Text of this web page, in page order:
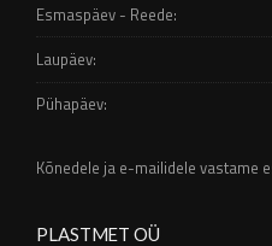
Esmaspäev - Reede:
Laupäev:
Pühapäev:
Kõnedele ja e-mailidele vastame
PLASTMET OÜ